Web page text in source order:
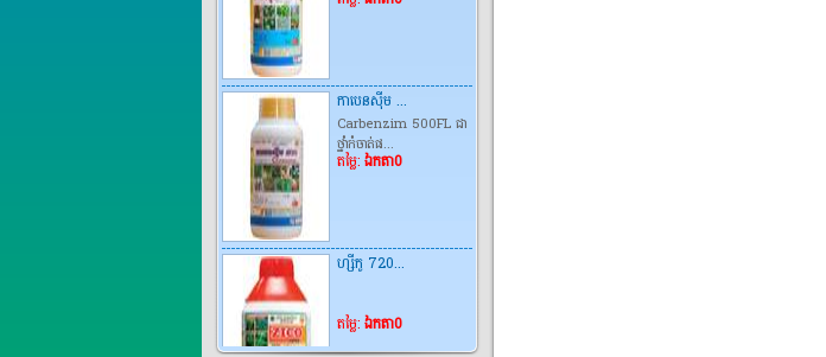
Carbenzim 500FL ជា
ថ្នាំកំចាត់ផ...
តម្លៃ:ឯកតា0